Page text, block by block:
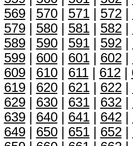
569| 570| 571| 572|
579| 580| 581| 582|
589| 590| 591| 592|
599| 600| 601| 602|
609| 610| 611| 612|
619| 620| 621| 622|
629| 630| 631| 632|
639| 640| 641| 642|
649| 650| 651| 652|